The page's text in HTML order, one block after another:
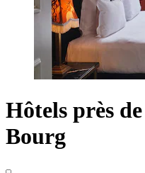
Hôtels près
Bourg